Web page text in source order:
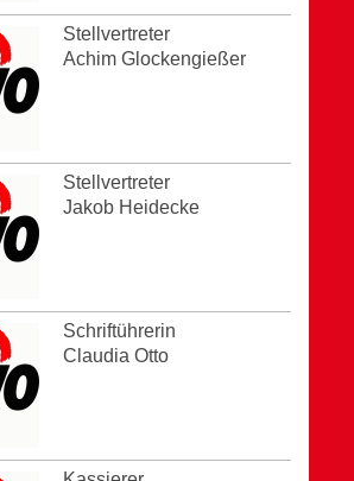
Stellvertreter
Achim Glockengießer
Stellvertreter
Jakob Heidecke
Schriftührerin
Claudia Otto